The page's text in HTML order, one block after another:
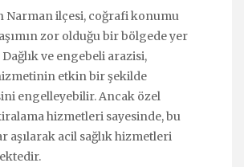
Narman ilçesi, coğrafi konumu
zor olduğu bir bölgede yer
ve engebeli arazisi,
etkin bir şekilde
engelleyebilir. Ancak özel
hizmetleri sayesinde, bu
aşılarak acil sağlık hizmetleri